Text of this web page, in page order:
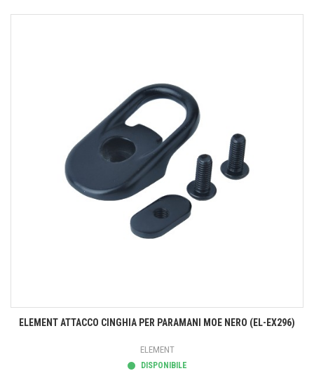
ELEMENT ATTACCO CINGHIA PER PARAMANI MOE NERO (EL-EX296)
ELEMENT
DISPONIBILE